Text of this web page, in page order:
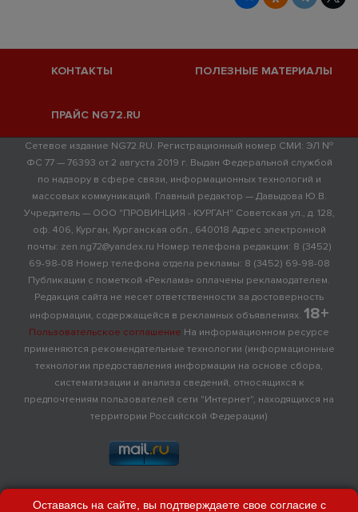
КОНТАКТЫ ПОЛЕЗНЫЕ МАТЕРИАЛЫ
ПРАЙС NG72.RU
Сетевое издание NG72.RU. Регистрационный номер СМИ: ЭЛ №
ФС 77 — 76393 от 2 августа 2019 г. Выдан Федеральной службой
по надзору в сфере связи, информационных технологий и
массовых коммуникаций. Главный редактор — Давыдова Ю.В.
Учредитель — ООО "ПРОВИНЦИЯ - КУРГАН" Советская ул., д. 128,
оф. 406, Курган, Курганская обл., 640018 Адрес электронной
почты: zen.ng72@yandex.ru Номер телефона редакции: 8 (3452)
69-98-08 Номер телефона отдела рекламы: 8 (3452) 69-98-08
Публикации с пометкой «Реклама» оплачены рекламодателем.
Редакция сайта не несет ответственности за достоверность
информации, содержащейся в рекламных объявлениях. 18+
Пользовательское соглашение На информационном ресурсе
применяются рекомендательные технологии (информационные
технологии предоставления информации на основе сбора,
систематизации и анализа сведений, относящихся к
предпочтениям пользователей сети "Интернет", находящихся на
территории Российской Федерации)
Оставаясь на сайте, вы подтверждаете свое согласие с